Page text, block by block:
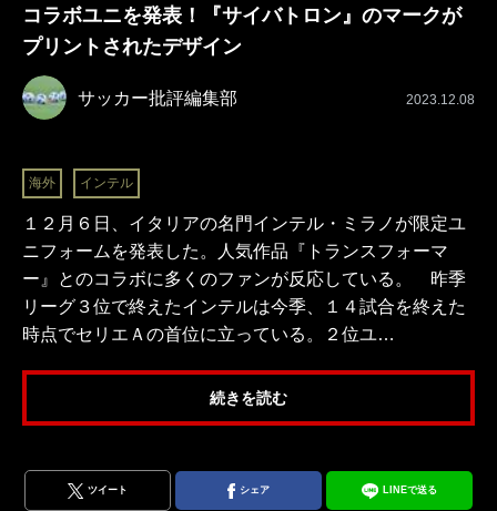
コラボユニを発表！『サイバトロン』のマークが
プリントされたデザイン
サッカー批評編集部 2023.12.08
海外 インテル
１２月６日、イタリアの名門インテル・ミラノが限定ユ
ニフォームを発表した。人気作品『トランスフォーマ
ー』とのコラボに多くのファンが反応している。 昨季
リーグ３位で終えたインテルは今季、１４試合を終えた
時点でセリエＡの首位に立っている。２位ユ…
続きを読む
ツイート シェア LINEで送る